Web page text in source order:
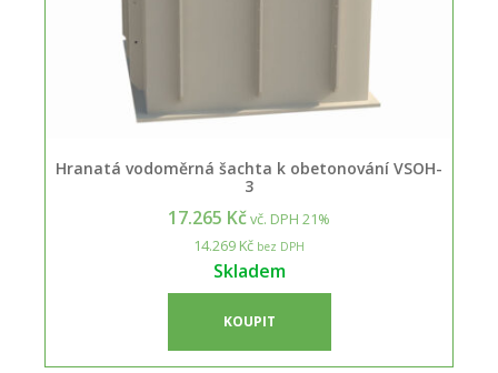
Hranatá vodoměrná šachta k obetonování VSOH-
3
17.265 Kčvč. DPH 21%
14.269 Kč bez DPH
Skladem
KOUPIT